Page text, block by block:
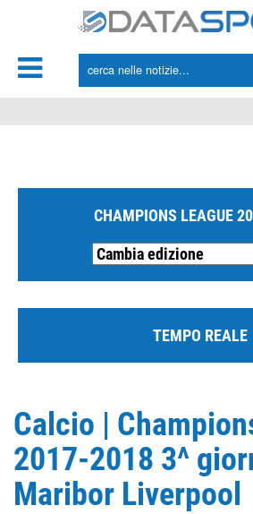
CHAMPIONS LEAGUE
TEMPO REALE
Calcio |
2017-2018 3^
Maribor Liverpool